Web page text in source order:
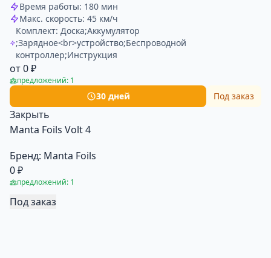
Время работы: 180 мин
Макс. скорость: 45 км/ч
Комплект: Доска;Аккумулятор
;Зарядное<br>устройство;Беспроводной
контроллер;Инструкция
от 0 ₽
предложений: 1
30 дней Под заказ
Закрыть
Manta Foils Volt 4
Бренд: Мanta Foils
0 ₽
предложений: 1
Под заказ